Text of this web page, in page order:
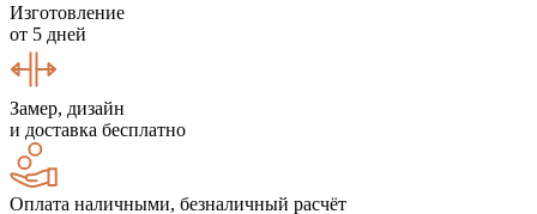
Изготовление
от 5 дней
Замер, дизайн
и доставка бесплатно
Оплата наличными, безналичный расчёт